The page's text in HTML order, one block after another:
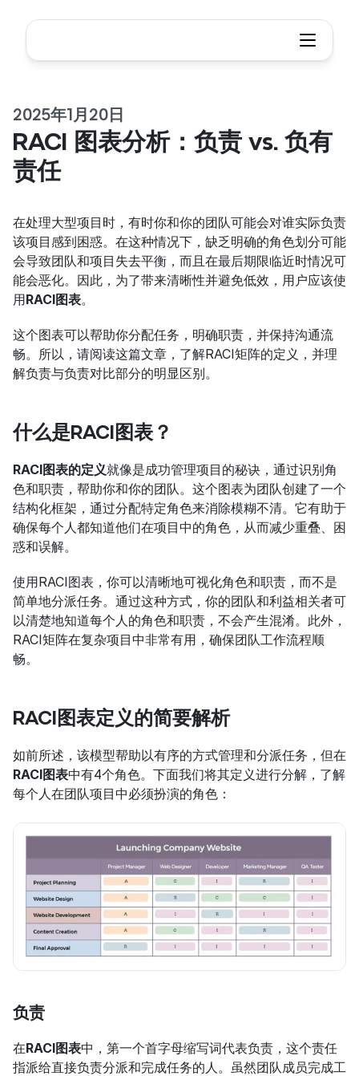
2025年1月20日
RACI 图表分析：负责 vs. 负有
责任
在处理大型项目时，有时你和你的团队可能会对谁实际负责
该项目感到困惑。在这种情况下，缺乏明确的角色划分可能
会导致团队和项目失去平衡，而且在最后期限临近时情况可
能会恶化。因此，为了带来清晰性并避免低效，用户应该使
用RACI图表。
这个图表可以帮助你分配任务，明确职责，并保持沟通流
畅。所以，请阅读这篇文章，了解RACI矩阵的定义，并理
解负责与负责对比部分的明显区别。
什么是RACI图表？
RACI图表的定义就像是成功管理项目的秘诀，通过识别角
色和职责，帮助你和你的团队。这个图表为团队创建了一个
结构化框架，通过分配特定角色来消除模糊不清。它有助于
确保每个人都知道他们在项目中的角色，从而减少重叠、困
惑和误解。
使用RACI图表，你可以清晰地可视化角色和职责，而不是
简单地分派任务。通过这种方式，你的团队和利益相关者可
以清楚地知道每个人的角色和职责，不会产生混淆。此外，
RACI矩阵在复杂项目中非常有用，确保团队工作流程顺
畅。
RACI图表定义的简要解析
如前所述，该模型帮助以有序的方式管理和分派任务，但在
RACI图表中有4个角色。下面我们将其定义进行分解，了解
每个人在团队项目中必须扮演的角色：
负责
在RACI图表中，第一个首字母缩写词代表负责，这个责任
指派给直接负责分派和完成任务的人。虽然团队成员完成工